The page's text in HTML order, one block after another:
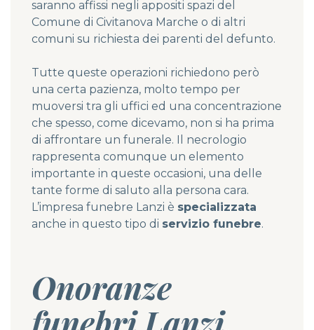
saranno affissi negli appositi spazi del
Comune di Civitanova Marche o di altri
comuni su richiesta dei parenti del defunto.
Tutte queste operazioni richiedono però
una certa pazienza, molto tempo per
muoversi tra gli uffici ed una concentrazione
che spesso, come dicevamo, non si ha prima
di affrontare un funerale. Il necrologio
rappresenta comunque un elemento
importante in queste occasioni, una delle
tante forme di saluto alla persona cara.
L’impresa funebre Lanzi è specializzata
anche in questo tipo di servizio funebre.
Onoranze